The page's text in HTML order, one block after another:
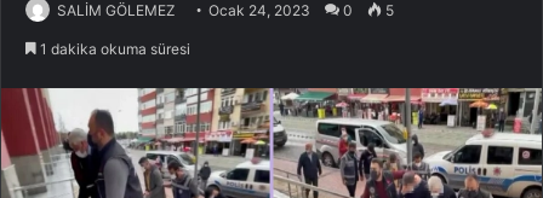
SALİM GÖLEMEZ Ocak 24, 2023 0 5
1 dakika okuma süresi